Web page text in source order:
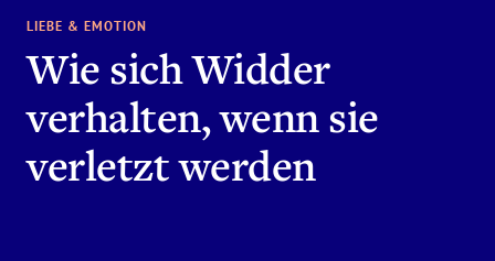
LIEBE & EMOTION
Wie sich Widder
verhalten, wenn sie
verletzt werden